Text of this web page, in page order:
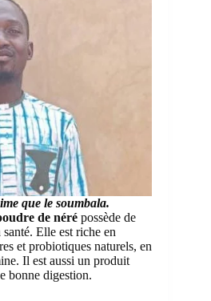
que le soumbala.
de néré possède de
Elle est riche en
et probiotiques naturels, en
Il est aussi un produit
bonne digestion.